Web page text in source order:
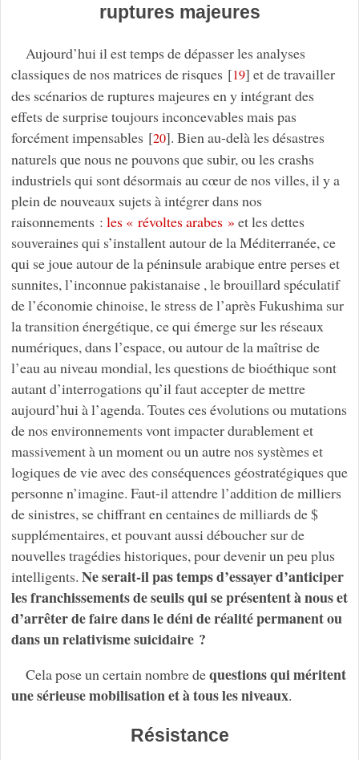
ruptures majeures
Aujourd’hui il est temps de dépasser les analyses
classiques de nos matrices de risques [19] et de travailler
des scénarios de ruptures majeures en y intégrant des
effets de surprise toujours inconcevables mais pas
forcément impensables [20]. Bien au-delà les désastres
naturels que nous ne pouvons que subir, ou les crashs
industriels qui sont désormais au cœur de nos villes, il y a
plein de nouveaux sujets à intégrer dans nos
raisonnements : les « révoltes arabes » et les dettes
souveraines qui s’installent autour de la Méditerranée, ce
qui se joue autour de la péninsule arabique entre perses et
sunnites, l’inconnue pakistanaise , le brouillard spéculatif
de l’économie chinoise, le stress de l’après Fukushima sur
la transition énergétique, ce qui émerge sur les réseaux
numériques, dans l’espace, ou autour de la maîtrise de
l’eau au niveau mondial, les questions de bioéthique sont
autant d’interrogations qu’il faut accepter de mettre
aujourd’hui à l’agenda. Toutes ces évolutions ou mutations
de nos environnements vont impacter durablement et
massivement à un moment ou un autre nos systèmes et
logiques de vie avec des conséquences géostratégiques que
personne n’imagine. Faut-il attendre l’addition de milliers
de sinistres, se chiffrant en centaines de milliards de $
supplémentaires, et pouvant aussi déboucher sur de
nouvelles tragédies historiques, pour devenir un peu plus
intelligents. Ne serait-il pas temps d’essayer d’anticiper
les franchissements de seuils qui se présentent à nous et
d’arrêter de faire dans le déni de réalité permanent ou
dans un relativisme suicidaire ?
Cela pose un certain nombre dequestions qui méritent
une sérieuse mobilisation et à tous les niveaux.
Résistance